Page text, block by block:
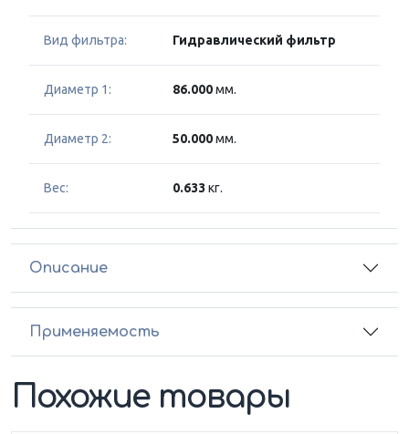
Вид фильтра: Гидравлический фильтр
Диаметр 1: 86.000мм.
Диаметр 2: 50.000мм.
Вес: 0.633 кг.
Описание
Применяемость
Похожие товары